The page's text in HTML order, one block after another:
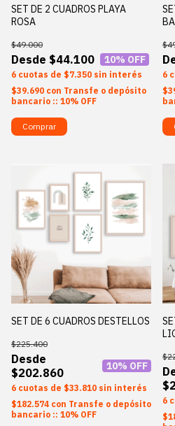
SET DE 2 CUADROS PLAYA
ROSA
$44.100
$49.000
10% OFF
6 $7.350 sin interés
$39.690 con Transfe o depósito
bancario :: 10% OFF
Comprar
6
SET DE 6 CUADROS DESTELLOS
$202.860
$225.400
10% OFF
6 $33.810 sin interés
$182.574 con Transfe o depósito
bancario :: 10% OFF
6